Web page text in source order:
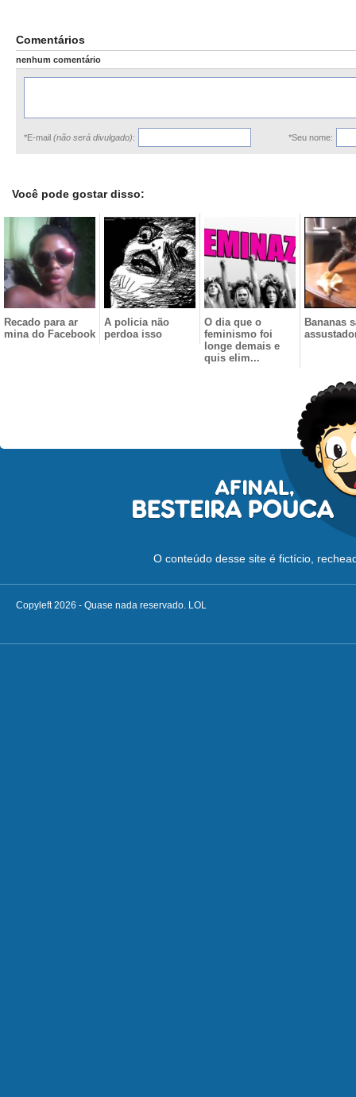
Comentários
nenhum comentário
*E-mail (não será divulgado): *Seu nome:
Você pode gostar disso:
Recado para ar
mina do Facebook
A policia não
perdoa isso
O dia que o
feminismo foi
longe demais e
quis elim...
Bananas
O conteúdo desse site é fictício,
Copyleft 2026 - Quase nada reservado. LOL